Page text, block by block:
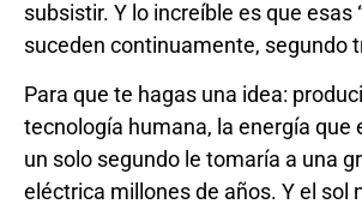
subsistir. Y lo increíble es que esas
suceden continuamente, segundo
Para que te hagas una idea:
tecnología humana, la energía que
un solo segundo le tomaría a una
eléctrica millones de años. Y el sol